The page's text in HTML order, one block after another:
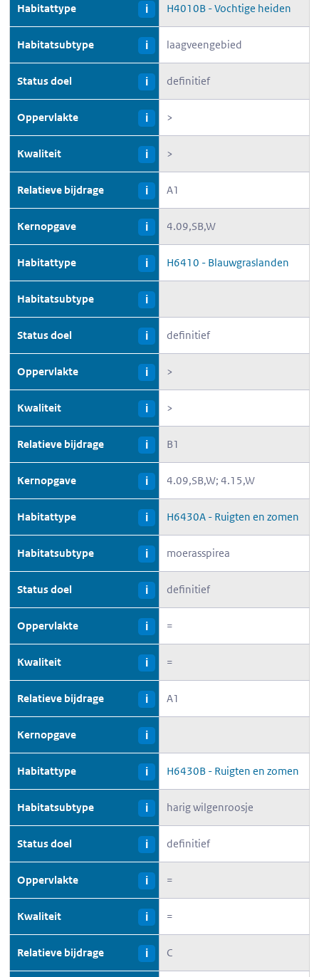
Habitattype i H4010B - Vochtige heiden
Habitatsubtype i laagveengebied
Status doel i definitief
Oppervlakte i >
Kwaliteit i >
Relatieve bijdrage i A1
Kernopgave i 4.09,SB,W
Habitattype i H6410 - Blauwgraslanden
Habitatsubtype i
Status doel i definitief
Oppervlakte i >
Kwaliteit i >
Relatieve bijdrage i B1
Kernopgave i 4.09,SB,W; 4.15,W
Habitattype i H6430A - Ruigten en zomen
Habitatsubtype i moerasspirea
Status doel i definitief
Oppervlakte i =
Kwaliteit i =
Relatieve bijdrage i A1
Kernopgave i
Habitattype i H6430B - Ruigten en zomen
Habitatsubtype i harig wilgenroosje
Status doel i definitief
Oppervlakte i =
Kwaliteit i =
Relatieve bijdrage i C